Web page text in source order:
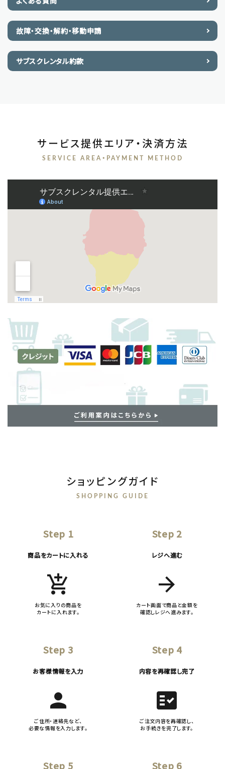
故障・交換・解約・移動申請
サブスクレンタル約款
サービス提供エリア・決済方法
SERVICE AREA・PAYMENT METHOD
ショッピングガイド
SHOPPING GUIDE
Step 1
商品をカートに入れる
add_shopping_cart
お気に入りの商品を
カートに入れます。
Step 2
レジへ進む
arrow_forward
カート画面で商品と金額を
確認しレジへ進みます。
Step 3
お客様情報を入力
person
ご住所・連絡先など、
必要な情報を入力します。
Step 4
内容を再確認し完了
fact_check
ご注文内容を再確認し、
お手続きを完了します。
Step 5 Step 6